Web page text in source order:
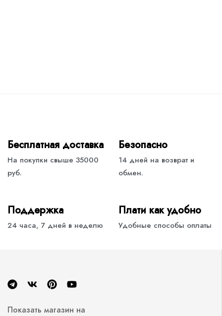
Бесплатная доставка
На покупки свыше 35000
руб.
Безопасно
14 дней на возврат и
обмен.
Поддержка
24 часа, 7 дней в неделю
Плати как удобно
Удобные способы оплаты
Показать магазин на